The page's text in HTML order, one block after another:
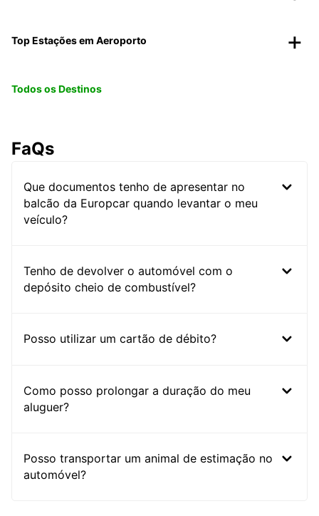
Top Estações em Aeroporto
Todos os Destinos
FaQs
Que documentos tenho de apresentar no
balcão da Europcar quando levantar o meu
veículo?
Tenho de devolver o automóvel com o
depósito cheio de combustível?
Posso utilizar um cartão de débito?
Como posso prolongar a duração do meu
aluguer?
Posso transportar um animal de estimação no
automóvel?